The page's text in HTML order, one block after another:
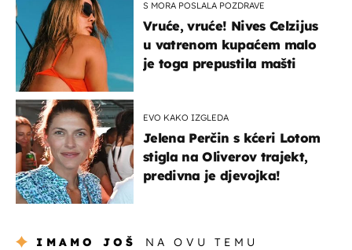
S MORA POSLALA POZDRAVE
Vruće, vruće! Nives Celzijus
u vatrenom kupaćem malo
je toga prepustila mašti
EVO KAKO IZGLEDA
Jelena Perčin s kćeri Lotom
stigla na Oliverov trajekt,
predivna je djevojka!
IMAMO JOŠ NA OVU TEMU